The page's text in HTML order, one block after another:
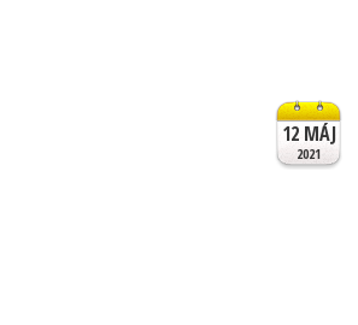
12 MÁJ
2021